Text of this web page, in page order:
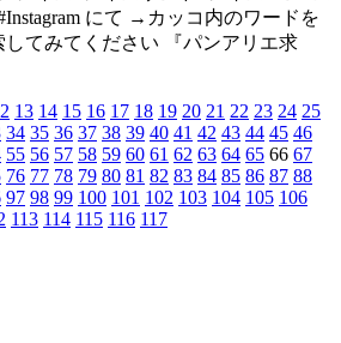
にて →カッコ内のワードを
てみてください 『パンアリエ求
13 14 15 16 17 18 19 20 21 22 23 24 25
34 35 36 37 38 39 40 41 42 43 44 45 46
55 56 57 58 59 60 61 62 63 64 65 66 67
76 77 78 79 80 81 82 83 84 85 86 87 88
97 98 99 100 101 102 103 104 105 106
113 114 115 116 117